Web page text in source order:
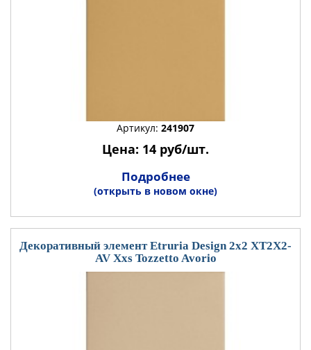
Артикул: 241907
Цена: 14 руб/шт.
Подробнее
(открыть в новом окне)
Декоративный элемент Etruria Design 2x2 XT2X2-
AV Xxs Tozzetto Avorio